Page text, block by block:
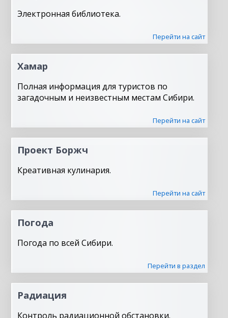
Электронная библиотека.
Перейти на сайт
Хамар
Полная информация для туристов по
загадочным и неизвестным местам Сибири.
Перейти на сайт
Проект Боржч
Креативная кулинария.
Перейти на сайт
Погода
Погода по всей Сибири.
Перейти в раздел
Радиация
Контроль радиационной обстановки.